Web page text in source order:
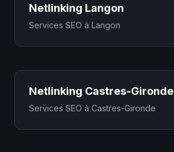
Netlinking Langon
Services SEO à Langon
Netlinking Castres-Gironde
Services SEO à Castres-Gironde